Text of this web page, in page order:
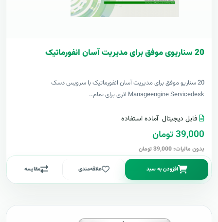
20 سناریوی موفق برای مدیریت آسان انفورماتیک
20 سناریو موفق برای مدیریت آسان انفورماتیک با سرویس دسک
Manageengine Servicedesk اثری برای تمام..
فایل دیجیتال آماده استفاده
39,000 تومان
بدون مالیات: 39,000 تومان
افزودن به سبد علاقه‌مندی مقایسه